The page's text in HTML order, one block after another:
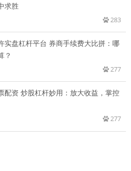
求胜
283
实盘杠杆平台 券商手续费大比拼：哪
？
277
配资 炒股杠杆妙用：放大收益，掌控
277